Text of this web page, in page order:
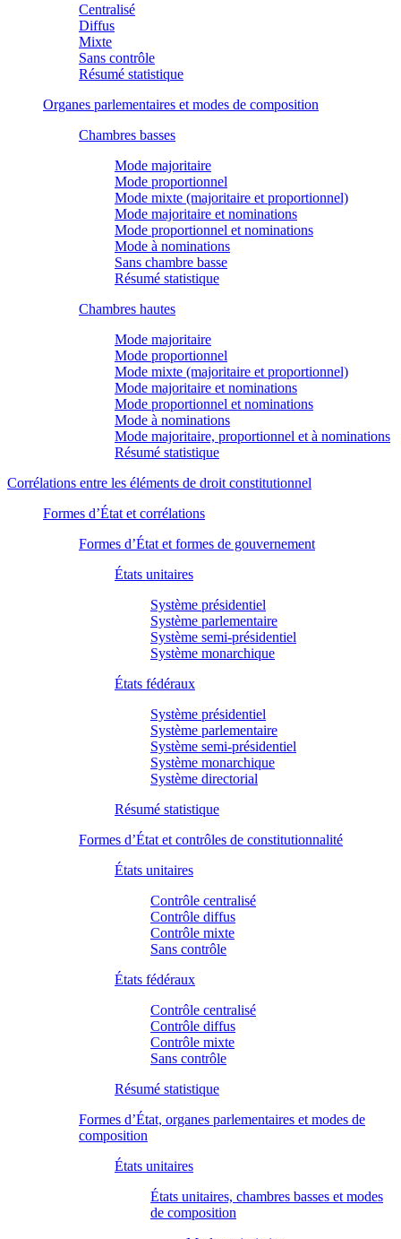
Centralisé
Diffus
Mixte
Sans contrôle
Résumé statistique
Organes parlementaires et modes de composition
Chambres basses
Mode majoritaire
Mode proportionnel
Mode mixte (majoritaire et proportionnel)
Mode majoritaire et nominations
Mode proportionnel et nominations
Mode à nominations
Sans chambre basse
Résumé statistique
Chambres hautes
Mode majoritaire
Mode proportionnel
Mode mixte (majoritaire et proportionnel)
Mode majoritaire et nominations
Mode proportionnel et nominations
Mode à nominations
Mode majoritaire, proportionnel et à nominations
Résumé statistique
Corrélations entre les éléments de droit constitutionnel
Formes d’État et corrélations
Formes d’État et formes de gouvernement
États unitaires
Système présidentiel
Système parlementaire
Système semi-présidentiel
Système monarchique
États fédéraux
Système présidentiel
Système parlementaire
Système semi-présidentiel
Système monarchique
Système directorial
Résumé statistique
Formes d’État et contrôles de constitutionnalité
États unitaires
Contrôle centralisé
Contrôle diffus
Contrôle mixte
Sans contrôle
États fédéraux
Contrôle centralisé
Contrôle diffus
Contrôle mixte
Sans contrôle
Résumé statistique
Formes d’État, organes parlementaires et modes de
composition
États unitaires
États unitaires, chambres basses et modes
de composition